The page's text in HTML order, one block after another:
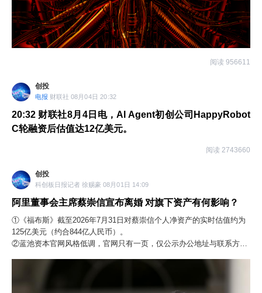
阅读 956611
创投
电报 财联社 08月04日 20:32
20:32 财联社8月4日电，AI Agent初创公司HappyRobot
C轮融资后估值达12亿美元。
阅读 2743660
创投
科创板日报记者 徐赐豪 08月01日 14:09
阿里董事会主席蔡崇信宣布离婚 对旗下资产有何影响？
①《福布斯》截至2026年7月31日对蔡崇信个人净资产的实时估值约为
125亿美元（约合844亿人民币）。
②蓝池资本官网风格低调，官网只有一页，仅公示办公地址与联系方